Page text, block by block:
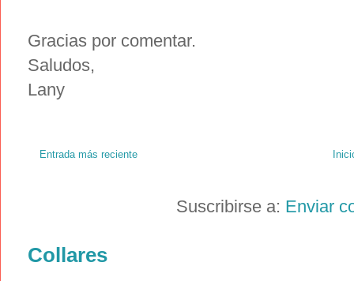
Gracias por comentar.
Saludos,
Lany
Entrada más reciente
Suscribirse a: Enviar
Collares